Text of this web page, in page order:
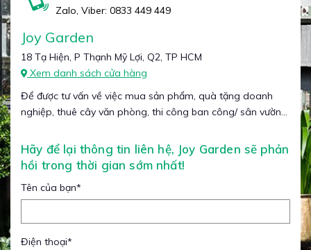
Zalo, Viber: 0833 449 449
Joy Garden
18 Tạ Hiện, P Thạnh Mỹ Lợi, Q2, TP HCM
Xem danh sách cửa hàng
Để được tư vấn về việc mua sản phẩm, quà tặng doanh
nghiệp, thuê cây văn phòng, thi công ban công/ sân vườn...
Hãy để lại thông tin liên hệ, Joy Garden sẽ phản
hồi trong thời gian sớm nhất!
Tên của bạn*
Điện thoại*